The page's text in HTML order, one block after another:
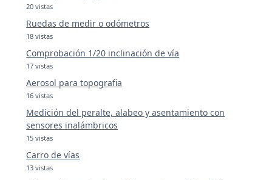
20 vistas
Ruedas de medir o odómetros
18 vistas
Comprobación 1/20 inclinación de vía
17 vistas
Aerosol para topografia
16 vistas
Medición del peralte, alabeo y asentamiento con
sensores inalámbricos
15 vistas
Carro de vías
13 vistas